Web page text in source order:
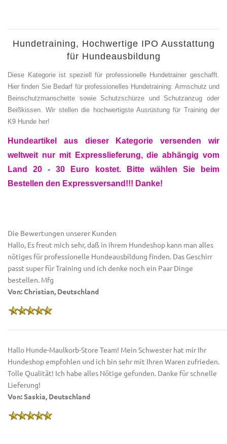
Hundetraining, Hochwertige IPO Ausstattung
für Hundeausbildung
Diese Kategorie ist speziell für professionelle Hundetrainer geschafft.
Hier finden Sie Bedarf für professionelles Hundetraining: Armschutz und
Beinschutzmanschette sowie Schutzschürze und Schutzanzug oder
Beißkissen. Wir stellen die hochwertigste Ausrüstung für Training der
K9 Hunde her!
Hundeartikel aus dieser Kategorie versenden wir
weltweit nur mit Expresslieferung, die abhängig vom
Land 20 - 30 Euro kostet. Bitte wählen Sie beim
Bestellen den Expressversand!!! Danke!
Die Bewertungen unserer Kunden
Hallo, Es freut mich sehr, daß in ihrem Hundeshop kann man alles
nötiges für professionelle Hundeausbildung finden. Das Geschirr
passt super für Training und ich denke noch ein Paar Dinge
bestellen. Mfg
Von: Christian, Deutschland
Hallo Hunde-Maulkorb-Store Team! Mein Schwester hat mir Ihr
Hundeshop empfohlen und ich bin sehr mit Ihren Waren zufrieden.
Tolle Qualität! Ich habe alles Nötige gefunden. Danke für schnelle
Lieferung!
Von: Saskia, Deutschland